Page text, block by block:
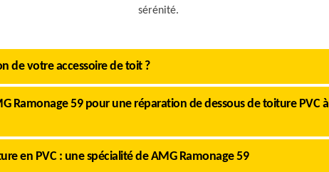
sérénité.
de votre accessoire de toit ?
Ramonage 59 pour une réparation de dessous de toiture PVC à
en PVC : une spécialité de AMG Ramonage 59